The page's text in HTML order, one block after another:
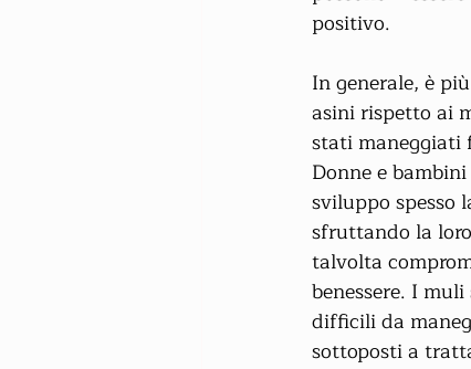
positivo.
In generale, è
asini rispetto ai
stati maneggiati
Donne e
sviluppo spesso
sfruttando la
talvolta
benessere. I
difficili da
sottoposti a